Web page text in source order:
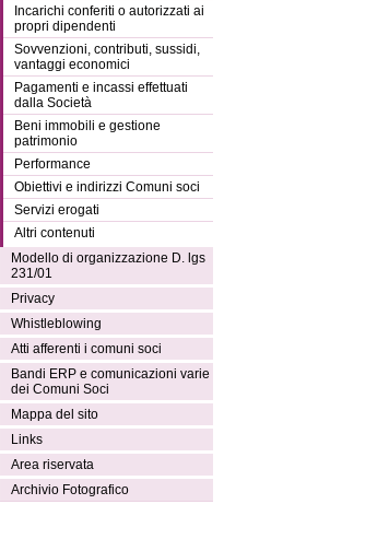
Incarichi conferiti o autorizzati ai
propri dipendenti
Sovvenzioni, contributi, sussidi,
vantaggi economici
Pagamenti e incassi effettuati
dalla Società
Beni immobili e gestione
patrimonio
Performance
Obiettivi e indirizzi Comuni soci
Servizi erogati
Altri contenuti
Modello di organizzazione D. lgs
231/01
Privacy
Whistleblowing
Atti afferenti i comuni soci
Bandi ERP e comunicazioni varie
dei Comuni Soci
Mappa del sito
Links
Area riservata
Archivio Fotografico